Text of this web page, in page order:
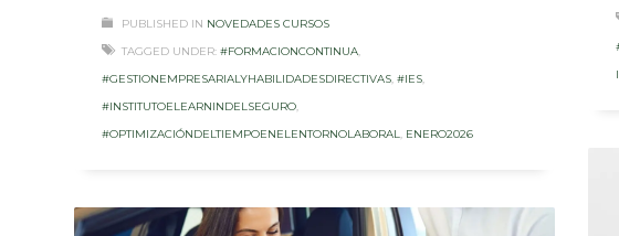
PUBLISHED IN NOVEDADES CURSOS
TAGGED UNDER: #FORMACIONCONTINUA,
#GESTIONEMPRESARIALYHABILIDADESDIRECTIVAS, #IES,
#INSTITUTOELEARNINDELSEGURO,
#OPTIMIZACIÓNDELTIEMPOENELENTORNOLABORAL, ENERO2026